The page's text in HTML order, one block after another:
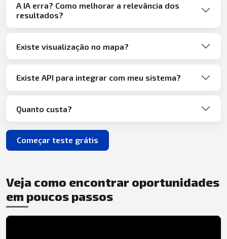
A IA erra? Como melhorar a relevância dos
resultados?
Existe visualização no mapa?
Existe API para integrar com meu sistema?
Quanto custa?
Começar teste grátis
Veja como encontrar oportunidades
em poucos passos